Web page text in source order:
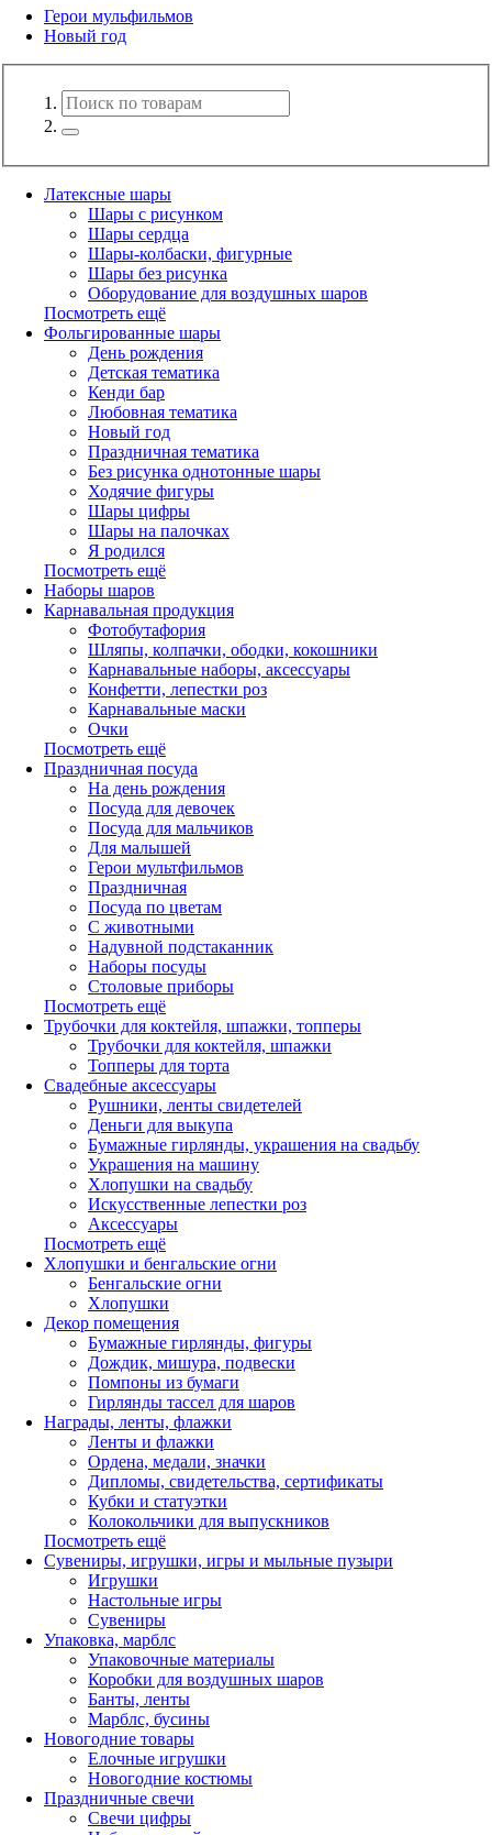
Герои мульфильмов
Новый год
Латексные шары
Шары с рисунком
Шары сердца
Шары-колбаски, фигурные
Шары без рисунка
Оборудование для воздушных шаров
Посмотреть ещё
Фольгированные шары
День рождения
Детская тематика
Кенди бар
Любовная тематика
Новый год
Праздничная тематика
Без рисунка однотонные шары
Ходячие фигуры
Шары цифры
Шары на палочках
Я родился
Посмотреть ещё
Наборы шаров
Карнавальная продукция
Фотобутафория
Шляпы, колпачки, ободки, кокошники
Карнавальные наборы, аксессуары
Конфетти, лепестки роз
Карнавальные маски
Очки
Посмотреть ещё
Праздничная посуда
На день рождения
Посуда для девочек
Посуда для мальчиков
Для малышей
Герои мультфильмов
Праздничная
Посуда по цветам
С животными
Надувной подстаканник
Наборы посуды
Столовые приборы
Посмотреть ещё
Трубочки для коктейля, шпажки, топперы
Трубочки для коктейля, шпажки
Топперы для торта
Свадебные аксессуары
Рушники, ленты свидетелей
Деньги для выкупа
Бумажные гирлянды, украшения на свадьбу
Украшения на машину
Хлопушки на свадьбу
Искусственные лепестки роз
Аксессуары
Посмотреть ещё
Хлопушки и бенгальские огни
Бенгальские огни
Хлопушки
Декор помещения
Бумажные гирлянды, фигуры
Дождик, мишура, подвески
Помпоны из бумаги
Гирлянды тассел для шаров
Награды, ленты, флажки
Ленты и флажки
Ордена, медали, значки
Дипломы, свидетельства, сертификаты
Кубки и статуэтки
Колокольчики для выпускников
Посмотреть ещё
Сувениры, игрушки, игры и мыльные пузыри
Игрушки
Настольные игры
Сувениры
Упаковка, марблс
Упаковочные материалы
Коробки для воздушных шаров
Банты, ленты
Марблс, бусины
Новогодние товары
Елочные игрушки
Новогодние костюмы
Праздничные свечи
Свечи цифры